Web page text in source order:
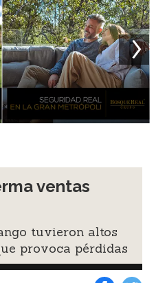
ventas
tuvieron altos
provoca pérdidas